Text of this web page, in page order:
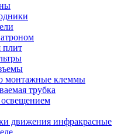
плит
монтажные клеммы
трубка
движения инфракрасные